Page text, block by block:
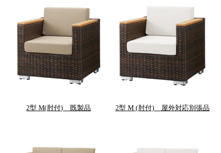
2型 M(肘付) 既製品 2型 M (肘付) 屋外対応別張品